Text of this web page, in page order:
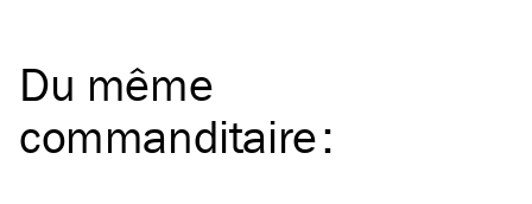
Du même
commanditaire: